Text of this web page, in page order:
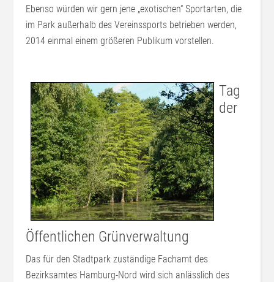
Ebenso würden wir gern jene „exotischen“ Sportarten, die
im Park außerhalb des Vereinssports betrieben werden,
2014 einmal einem größeren Publikum vorstellen.
Tag
der
Öffentlichen Grünverwaltung
Das für den Stadtpark zuständige Fachamt des
Bezirksamtes Hamburg-Nord wird sich anlässlich des